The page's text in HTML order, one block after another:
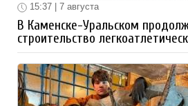
15:37 | 7 августа
В Каменске-Уральском
строительство